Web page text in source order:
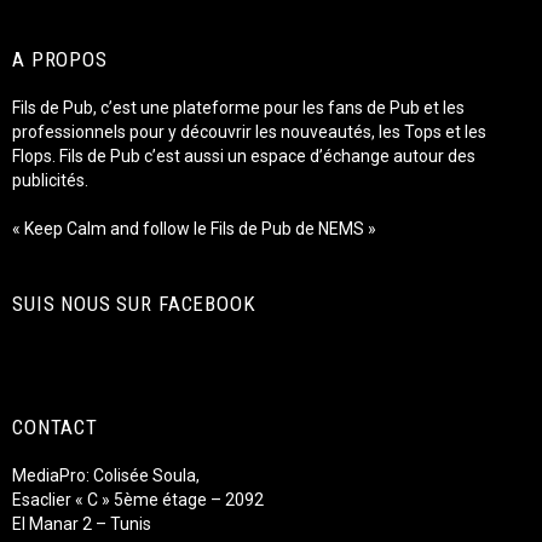
A PROPOS
Fils de Pub, c’est une plateforme pour les fans de Pub et les
professionnels pour y découvrir les nouveautés, les Tops et les
Flops. Fils de Pub c’est aussi un espace d’échange autour des
publicités.
« Keep Calm and follow le Fils de Pub de NEMS »
SUIS NOUS SUR FACEBOOK
CONTACT
MediaPro: Colisée Soula,
Esaclier « C » 5ème étage – 2092
El Manar 2 – Tunis